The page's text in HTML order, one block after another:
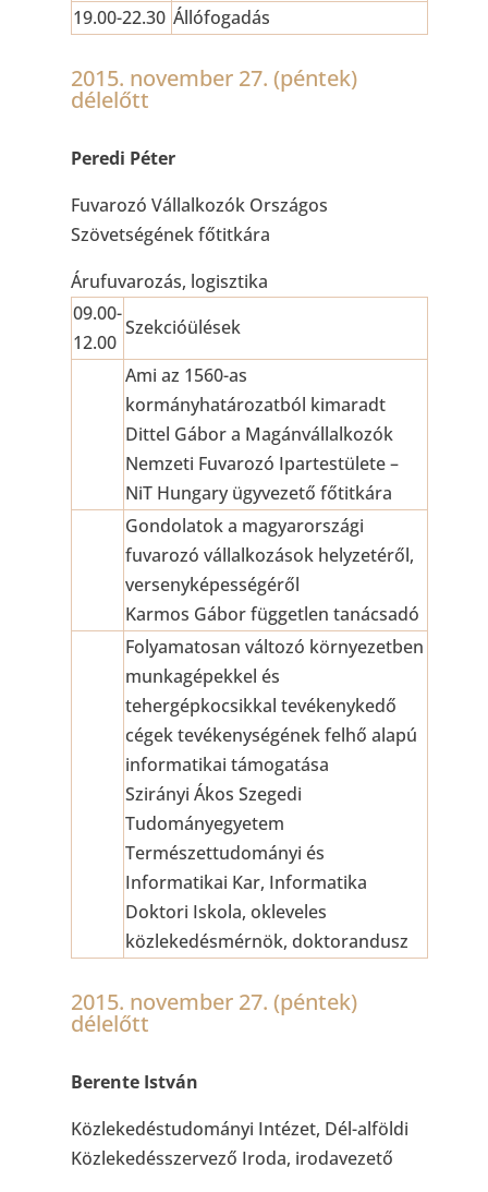
19.00-22.30 Állófogadás
2015. november 27. (péntek)
délelőtt
Peredi Péter
Fuvarozó Vállalkozók Országos
Szövetségének főtitkára
Árufuvarozás, logisztika
09.00-
12.00
Szekcióülések
Ami az 1560-as
kormányhatározatból kimaradt
Dittel Gábor a Magánvállalkozók
Nemzeti Fuvarozó Ipartestülete –
NiT Hungary ügyvezető főtitkára
Gondolatok a magyarországi
fuvarozó vállalkozások helyzetéről,
versenyképességéről
Karmos Gábor független tanácsadó
Folyamatosan változó környezetben
munkagépekkel és
tehergépkocsikkal tevékenykedő
cégek tevékenységének felhő alapú
informatikai támogatása
Szirányi Ákos Szegedi
Tudományegyetem
Természettudományi és
Informatikai Kar, Informatika
Doktori Iskola, okleveles
közlekedésmérnök, doktorandusz
2015. november 27. (péntek)
délelőtt
Berente István
Közlekedéstudományi Intézet, Dél-alföldi
Közlekedésszervező Iroda, irodavezető